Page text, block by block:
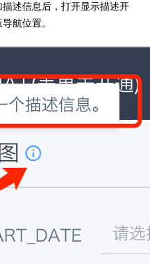
述信息后，打开显示描述开
航位置。